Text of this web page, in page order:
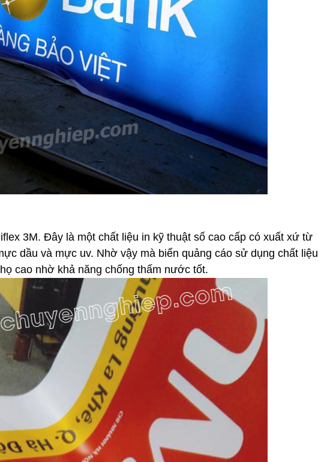
3M. Đây là một chất liệu in kỹ thuật số cao cấp có xuất xứ từ
dầu và mực uv. Nhờ vậy mà biển quảng cáo sử dụng chất liệu
cao nhờ khả năng chống thấm nước tốt.